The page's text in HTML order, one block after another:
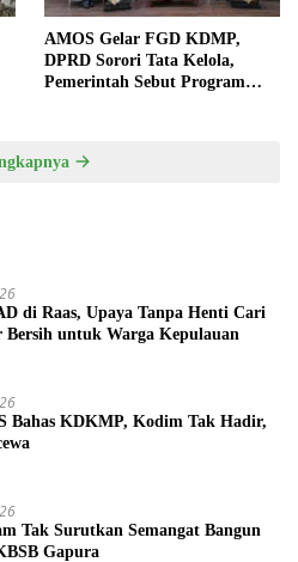
AMOS Gelar FGD KDMP,
DPRD Sorori Tata Kelola,
Pemerintah Sebut Program
di Raas, Upaya Tanpa Henti Cari
Bersih untuk Warga Kepulauan
Bahas KDKMP, Kodim Tak Hadir,
Tak Surutkan Semangat Bangun
Gapura